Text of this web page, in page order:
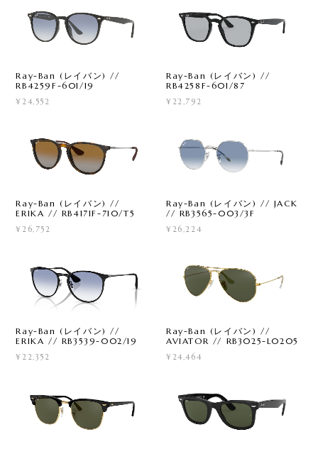
Ray-Ban (レイバン) //
RB4259F-601/19
¥24,552
Ray-Ban (レイバン) //
RB4258F-601/87
¥22,792
Ray-Ban (レイバン) //
ERIKA // RB4171F-710/T5
¥26,752
Ray-Ban (レイバン) // JACK
// RB3565-003/3F
¥26,224
Ray-Ban (レイバン) //
ERIKA // RB3539-002/19
¥22,352
Ray-Ban (レイバン) //
AVIATOR // RB3025-L0205
¥24,464